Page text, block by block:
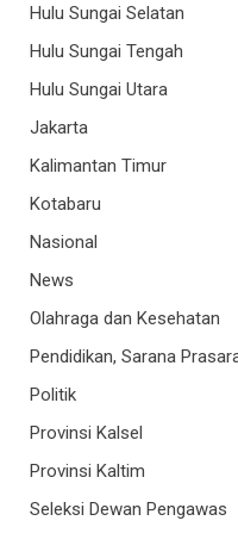
Hulu Sungai Selatan
Hulu Sungai Tengah
Hulu Sungai Utara
Jakarta
Kalimantan Timur
Kotabaru
Nasional
News
Olahraga dan Kesehatan
Pendidikan, Sarana
Politik
Provinsi Kalsel
Provinsi Kaltim
Seleksi Dewan Pengawas